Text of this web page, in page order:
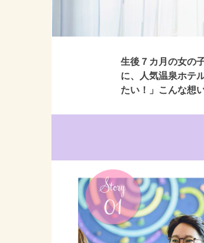
生後７カ月の女の
に、人気温泉ホテ
たい！」こんな想